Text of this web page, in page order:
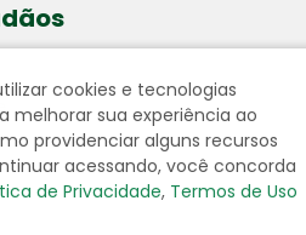
cookies e tecnologias
melhorar sua experiência ao
providenciar alguns recursos
acessando, você concorda
de Privacidade, Termos de Uso